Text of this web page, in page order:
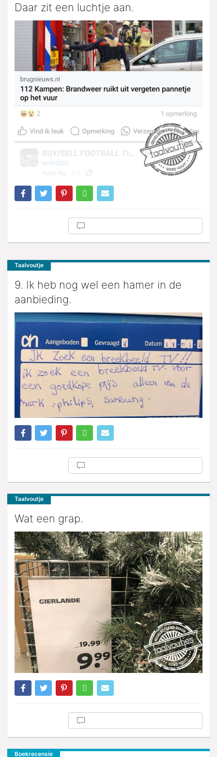
Daar zit een luchtje aan.
Taalvoutje
9. Ik heb nog wel een hamer in de
aanbieding.
Taalvoutje
Wat een grap.
Boekrecensie